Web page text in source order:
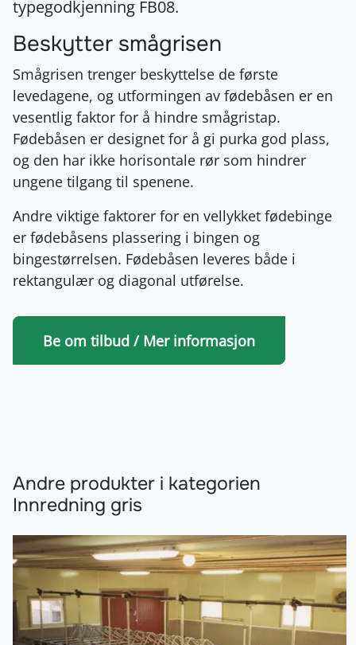
Smågrisen trenger beskyttelse de første
levedagene, og utformingen av fødebåsen er en
vesentlig faktor for å hindre smågristap.
Fødebåsen er designet for å gi purka god plass,
og den har ikke horisontale rør som hindrer
ungene tilgang til spenene.
Andre viktige faktorer for en vellykket fødebinge
er fødebåsens plassering i bingen og
bingestørrelsen. Fødebåsen leveres både i
rektangulær og diagonal utførelse.
Be om tilbud / Mer informasjon